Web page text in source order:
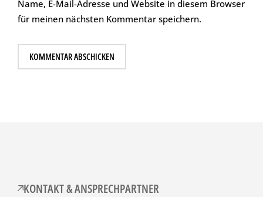
Name, E-Mail-Adresse und Website in diesem Browser
für meinen nächsten Kommentar speichern.
KONTAKT & ANSPRECHPARTNER